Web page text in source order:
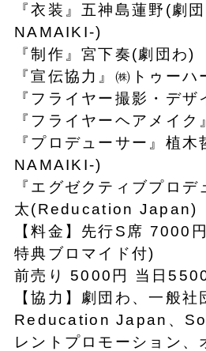
『衣装』五神島蓮野(劇
NAMAIKI-)
『制作』宮下奏(劇団わ)
『宣伝協力』㈱トゥーハ
『フライヤー撮影・デザ
『フライヤーヘアメイク
『プロデューサー』植
NAMAIKI-)
『エグゼクティブプロ
太(Reducation Japan)
【料金】先行S席 7000
特典ブロマイド付)
前売り 5000円 当日
【協力】劇団わ、一般社
Reducation Japan、
レントプロモーション、